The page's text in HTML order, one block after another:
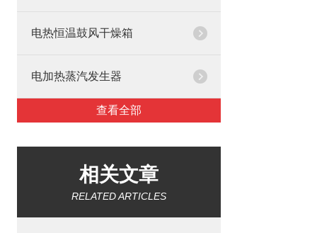
电热恒温鼓风干燥箱
电加热蒸汽发生器
查看全部
相关文章
RELATED ARTICLES